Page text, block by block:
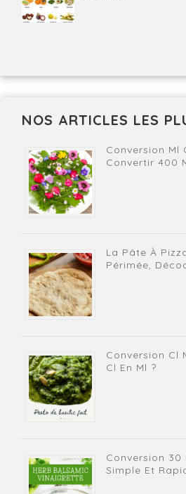
NOS ARTICLES LES
Conversion Ml
Convertir 400
La Pâte À
Périmée,
Conversion Cl
Cl En Ml ?
Conversion 30
Simple Et